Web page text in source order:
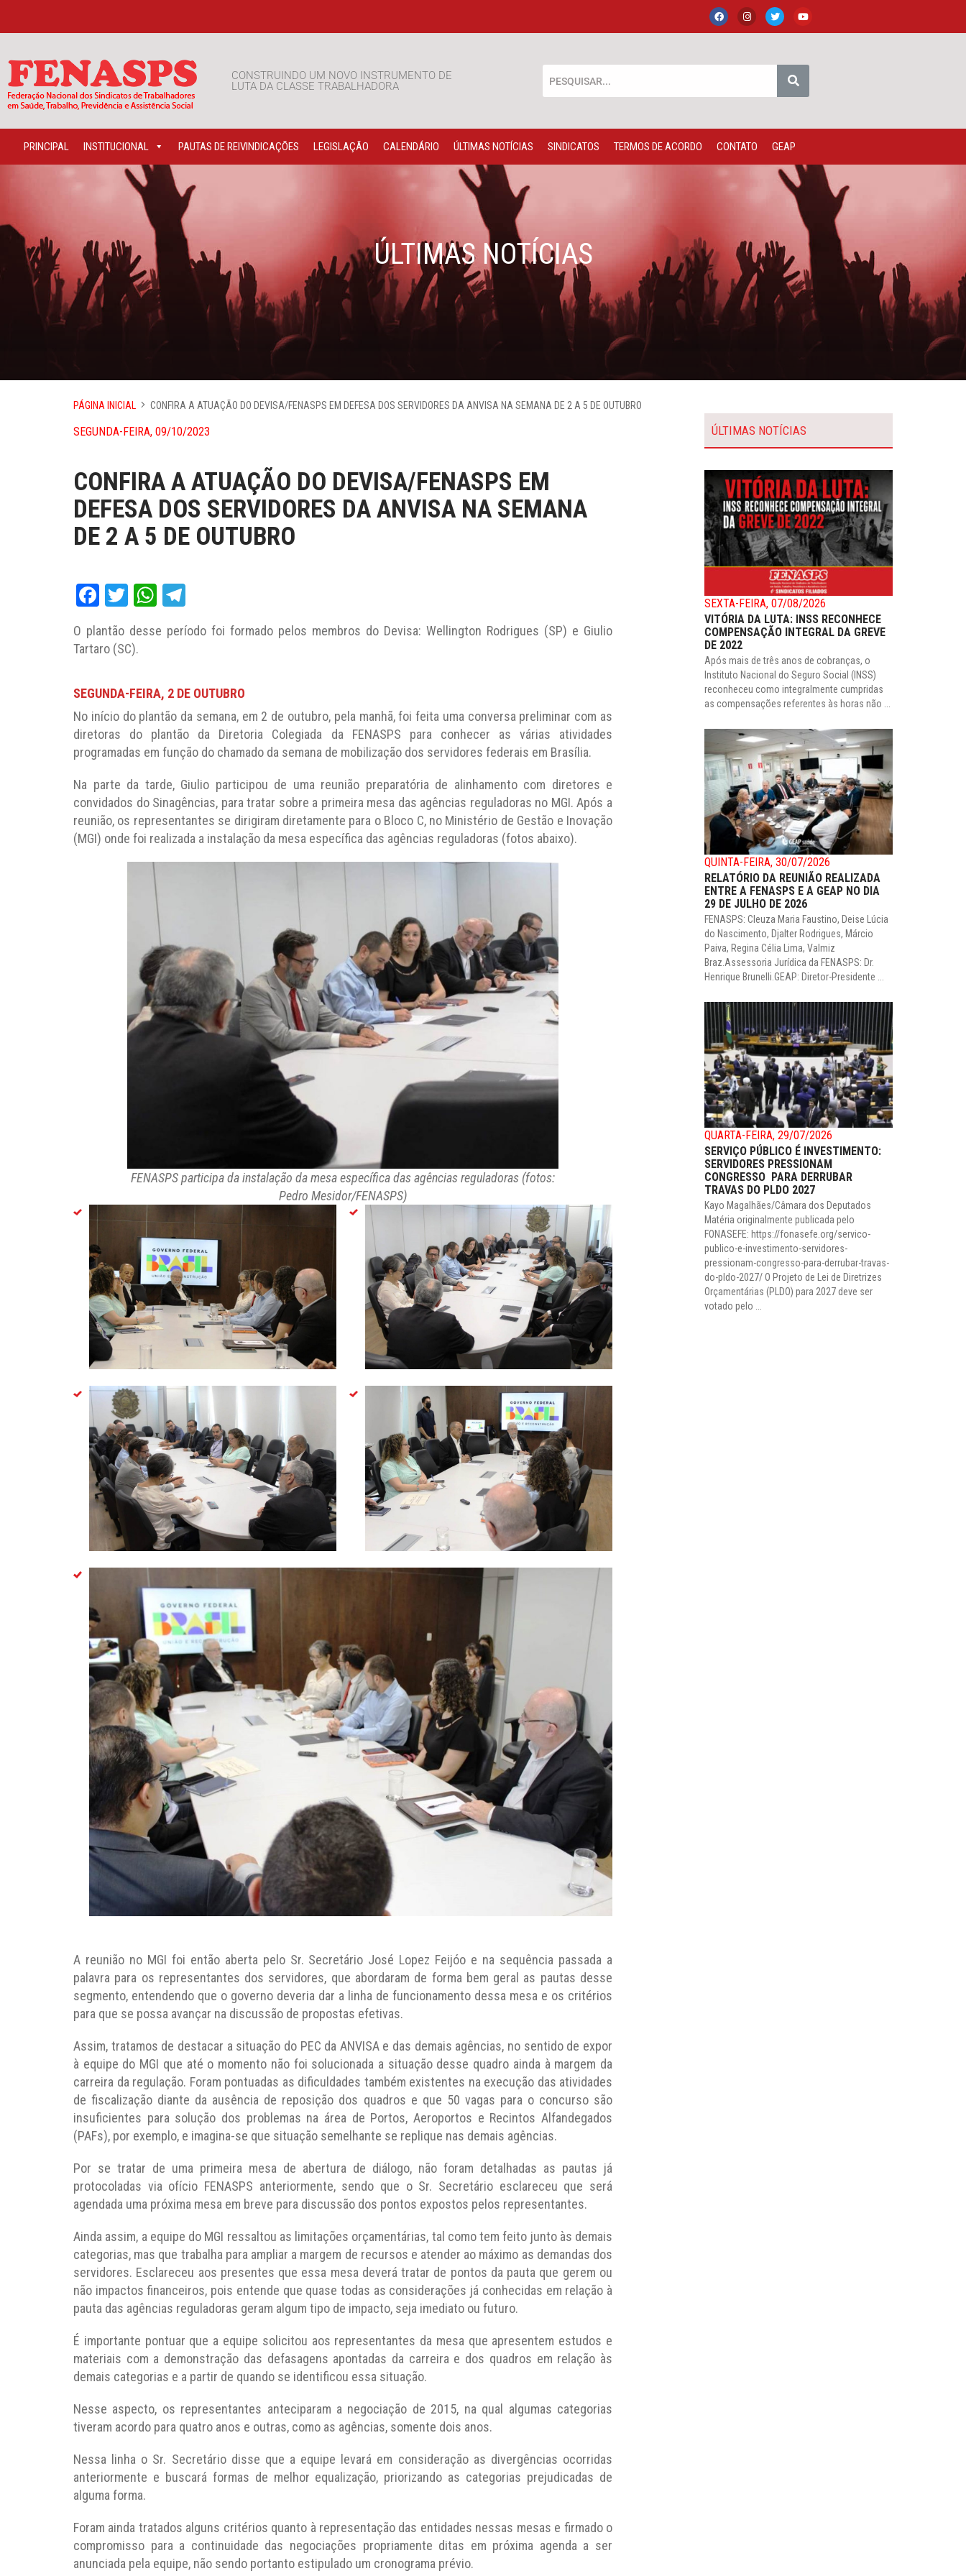
CONSTRUINDO UM NOVO INSTRUMENTO DE
LUTA DA CLASSE TRABALHADORA
PRINCIPAL INSTITUCIONAL PAUTAS DE REIVINDICAÇÕES LEGISLAÇÃO CALENDÁRIO ÚLTIMAS NOTÍCIAS SINDICATOS TERMOS DE ACORDO CONTATO GEAP
ÚLTIMAS NOTÍCIAS
PÁGINA INICIAL CONFIRA A ATUAÇÃO DO DEVISA/FENASPS EM DEFESA DOS SERVIDORES DA ANVISA NA SEMANA DE 2 A 5 DE OUTUBRO
SEGUNDA-FEIRA, 09/10/2023
CONFIRA A ATUAÇÃO DO DEVISA/FENASPS EM
DEFESA DOS SERVIDORES DA ANVISA NA SEMANA
DE 2 A 5 DE OUTUBRO
Facebook
TwitterWhatsApp
O plantão desse período foi formado pelos membros do Devisa: Wellington Rodrigues (SP) e Giulio
Tartaro (SC).
SEGUNDA-FEIRA, 2 DE OUTUBRO
No início do plantão da semana, em 2 de outubro, pela manhã, foi feita uma conversa preliminar com as
diretoras do plantão da Diretoria Colegiada da FENASPS para conhecer as várias atividades
programadas em função do chamado da semana de mobilização dos servidores federais em Brasília.
Na parte da tarde, Giulio participou de uma reunião preparatória de alinhamento com diretores e
convidados do Sinagências, para tratar sobre a primeira mesa das agências reguladoras no MGI. Após a
reunião, os representantes se dirigiram diretamente para o Bloco C, no Ministério de Gestão e Inovação
(MGI) onde foi realizada a instalação da mesa específica das agências reguladoras (fotos abaixo).
FENASPS participa da instalação da mesa específica das agências reguladoras (fotos:
Pedro Mesidor/FENASPS)
A reunião no MGI foi então aberta pelo Sr. Secretário José Lopez Feijóo e na sequência passada a
palavra para os representantes dos servidores, que abordaram de forma bem geral as pautas desse
segmento, entendendo que o governo deveria dar a linha de funcionamento dessa mesa e os critérios
para que se possa avançar na discussão de propostas efetivas.
Assim, tratamos de destacar a situação do PEC da ANVISA e das demais agências, no sentido de expor
à equipe do MGI que até o momento não foi solucionada a situação desse quadro ainda à margem da
carreira da regulação. Foram pontuadas as dificuldades também existentes na execução das atividades
de fiscalização diante da ausência de reposição dos quadros e que 50 vagas para o concurso são
insuficientes para solução dos problemas na área de Portos, Aeroportos e Recintos Alfandegados
(PAFs), por exemplo, e imagina-se que situação semelhante se replique nas demais agências.
Por se tratar de uma primeira mesa de abertura de diálogo, não foram detalhadas as pautas já
protocoladas via ofício FENASPS anteriormente, sendo que o Sr. Secretário esclareceu que será
agendada uma próxima mesa em breve para discussão dos pontos expostos pelos representantes.
Ainda assim, a equipe do MGI ressaltou as limitações orçamentárias, tal como tem feito junto às demais
categorias, mas que trabalha para ampliar a margem de recursos e atender ao máximo as demandas dos
servidores. Esclareceu aos presentes que essa mesa deverá tratar de pontos da pauta que gerem ou
não impactos financeiros, pois entende que quase todas as considerações já conhecidas em relação à
pauta das agências reguladoras geram algum tipo de impacto, seja imediato ou futuro.
É importante pontuar que a equipe solicitou aos representantes da mesa que apresentem estudos e
materiais com a demonstração das defasagens apontadas da carreira e dos quadros em relação às
demais categorias e a partir de quando se identificou essa situação.
Nesse aspecto, os representantes anteciparam a negociação de 2015, na qual algumas categorias
tiveram acordo para quatro anos e outras, como as agências, somente dois anos.
Nessa linha o Sr. Secretário disse que a equipe levará em consideração as divergências ocorridas
anteriormente e buscará formas de melhor equalização, priorizando as categorias prejudicadas de
alguma forma.
Foram ainda tratados alguns critérios quanto à representação das entidades nessas mesas e firmado o
compromisso para a continuidade das negociações propriamente ditas em próxima agenda a ser
anunciada pela equipe, não sendo portanto estipulado um cronograma prévio.
ÚLTIMAS NOTÍCIAS
SEXTA-FEIRA, 07/08/2026
VITÓRIA DA LUTA: INSS RECONHECE
COMPENSAÇÃO INTEGRAL DA GREVE
DE 2022
Após mais de três anos de cobranças, o
Instituto Nacional do Seguro Social (INSS)
reconheceu como integralmente cumpridas
as compensações referentes às horas não ...
QUINTA-FEIRA, 30/07/2026
RELATÓRIO DA REUNIÃO REALIZADA
ENTRE A FENASPS E A GEAP NO DIA
29 DE JULHO DE 2026
FENASPS: Cleuza Maria Faustino, Deise Lúcia
do Nascimento, Djalter Rodrigues, Márcio
Paiva, Regina Célia Lima, Valmiz
Braz.Assessoria Jurídica da FENASPS: Dr.
Henrique Brunelli.GEAP: Diretor-Presidente ...
QUARTA-FEIRA, 29/07/2026
SERVIÇO PÚBLICO É INVESTIMENTO:
SERVIDORES PRESSIONAM
CONGRESSO PARA DERRUBAR
TRAVAS DO PLDO 2027
Kayo Magalhães/Câmara dos Deputados
Matéria originalmente publicada pelo
FONASEFE: https://fonasefe.org/servico-
publico-e-investimento-servidores-
pressionam-congresso-para-derrubar-travas-
do-pldo-2027/ O Projeto de Lei de Diretrizes
Orçamentárias (PLDO) para 2027 deve ser
votado pelo ...